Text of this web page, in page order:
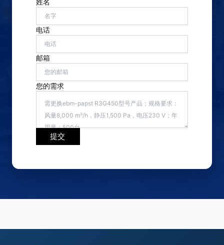
电话
邮箱
您的需求
提交